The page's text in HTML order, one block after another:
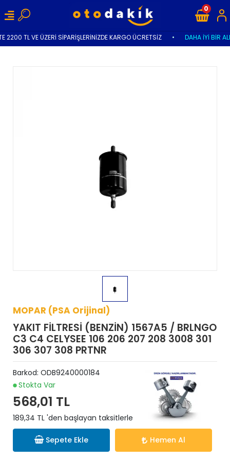
2200 TL VE ÜZERİ SİPARİŞLERİNİZDE KARGO ÜCRETSİZ DAHA İYİ BİR
0
MOPAR (PSA Orijinal)
YAKIT FİLTRESİ (BENZİN) 1567A5 / BRLNGO
C3 C4 CELYSEE 106 206 207 208 3008 301
306 307 308 PRTNR
Barkod: ODB9240000184
Stokta Var
568,01 TL
189,34 TL 'den başlayan taksitlerle
Sepete Ekle Hemen Al